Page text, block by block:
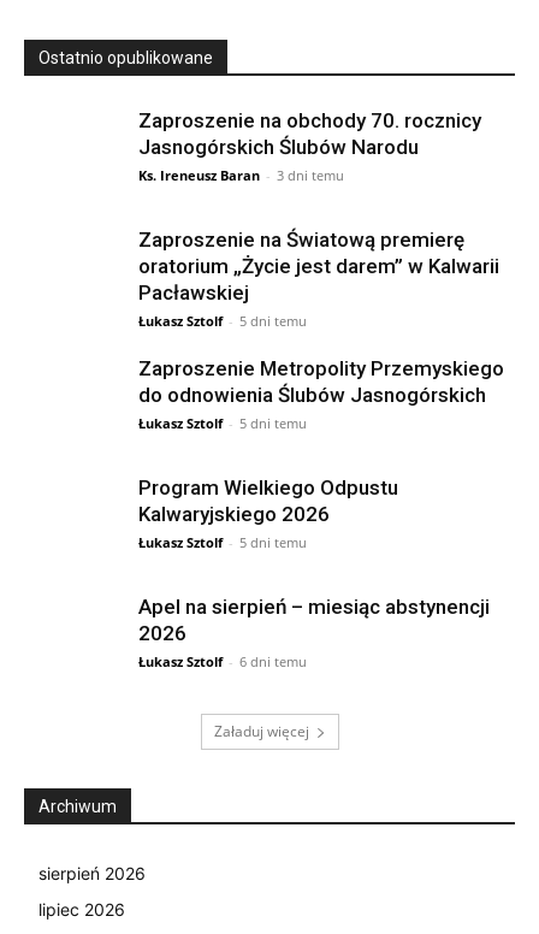
Ostatnio opublikowane
Zaproszenie na obchody 70. rocznicy
Jasnogórskich Ślubów Narodu
Ks. Ireneusz Baran - 3 dni temu
Zaproszenie na Światową premierę
oratorium „Życie jest darem” w Kalwarii
Pacławskiej
Łukasz Sztolf - 5 dni temu
Zaproszenie Metropolity Przemyskiego
do odnowienia Ślubów Jasnogórskich
Łukasz Sztolf - 5 dni temu
Program Wielkiego Odpustu
Kalwaryjskiego 2026
Łukasz Sztolf - 5 dni temu
Apel na sierpień – miesiąc abstynencji
2026
Łukasz Sztolf - 6 dni temu
Załaduj więcej
Archiwum
sierpień 2026
lipiec 2026